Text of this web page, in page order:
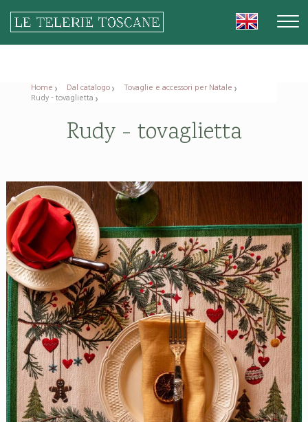
Home Dal catalogo
Tovaglie e accessori per Natale
Rudy - tovaglietta
Rudy - tovaglietta